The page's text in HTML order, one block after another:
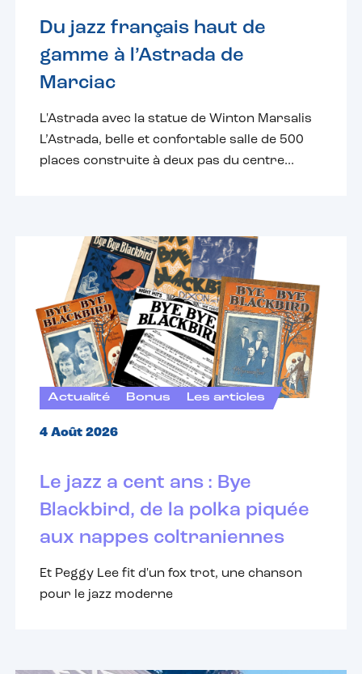
Du jazz français haut de
gamme à l’Astrada de
Marciac
L'Astrada avec la statue de Winton Marsalis
L’Astrada, belle et confortable salle de 500
places construite à deux pas du centre...
Actualité Bonus Les articles
4 Août 2026
Le jazz a cent ans : Bye
Blackbird, de la polka piquée
aux nappes coltraniennes
Et Peggy Lee fit d'un fox trot, une chanson
pour le jazz moderne